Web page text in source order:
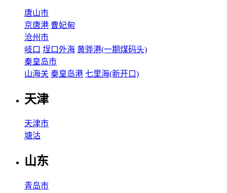
唐山市
京唐港 曹妃甸
沧州市
岐口 埕口外海 黄骅港(一期煤码头)
秦皇岛市
山海关 秦皇岛港 七里海(新开口)
天津
天津市
塘沽
山东
青岛市